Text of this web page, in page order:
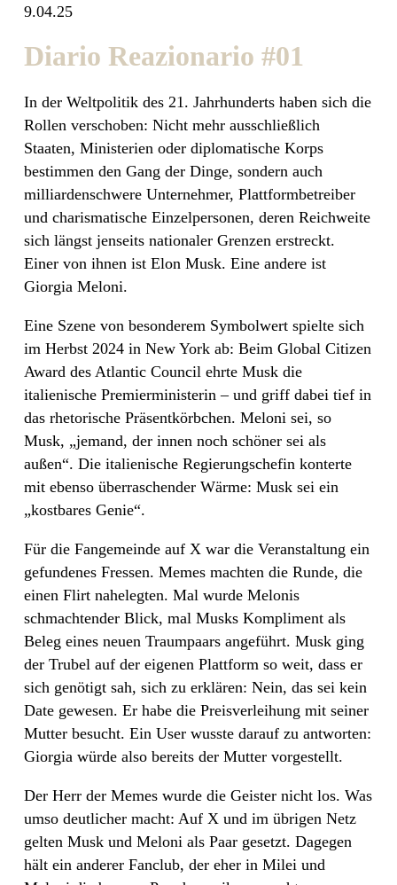
9.04.25
Diario Reazionario #01
In der Weltpolitik des 21. Jahrhunderts haben sich die
Rollen verschoben: Nicht mehr ausschließlich
Staaten, Ministerien oder diplomatische Korps
bestimmen den Gang der Dinge, sondern auch
milliardenschwere Unternehmer, Plattformbetreiber
und charismatische Einzelpersonen, deren Reichweite
sich längst jenseits nationaler Grenzen erstreckt.
Einer von ihnen ist Elon Musk. Eine andere ist
Giorgia Meloni.
Eine Szene von besonderem Symbolwert spielte sich
im Herbst 2024 in New York ab: Beim Global Citizen
Award des Atlantic Council ehrte Musk die
italienische Premierministerin – und griff dabei tief in
das rhetorische Präsentkörbchen. Meloni sei, so
Musk, „jemand, der innen noch schöner sei als
außen“. Die italienische Regierungschefin konterte
mit ebenso überraschender Wärme: Musk sei ein
„kostbares Genie“.
Für die Fangemeinde auf X war die Veranstaltung ein
gefundenes Fressen. Memes machten die Runde, die
einen Flirt nahelegten. Mal wurde Melonis
schmachtender Blick, mal Musks Kompliment als
Beleg eines neuen Traumpaars angeführt. Musk ging
der Trubel auf der eigenen Plattform so weit, dass er
sich genötigt sah, sich zu erklären: Nein, das sei kein
Date gewesen. Er habe die Preisverleihung mit seiner
Mutter besucht. Ein User wusste darauf zu antworten:
Giorgia würde also bereits der Mutter vorgestellt.
Der Herr der Memes wurde die Geister nicht los. Was
umso deutlicher macht: Auf X und im übrigen Netz
gelten Musk und Meloni als Paar gesetzt. Dagegen
hält ein anderer Fanclub, der eher in Milei und